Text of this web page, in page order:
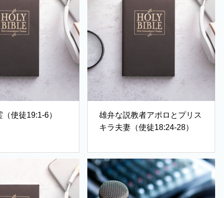
使徒19:1-6）
雄弁な説教者アポロとプリス
キラ夫妻（使徒18:24-28）